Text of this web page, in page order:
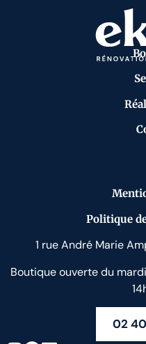
Politique
1 rue André Marie
Boutique ouverte du
02